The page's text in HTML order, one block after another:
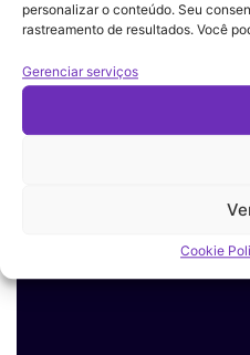
personalizar o conteúdo. Seu
rastreamento de resultados. Você
Gerenciar serviços
Cookie